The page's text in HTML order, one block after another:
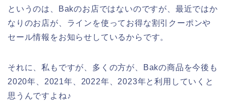
というのは、Bakのお店ではないのですが、最近ではか
なりのお店が、ラインを使ってお得な割引クーポンや
セール情報をお知らせしているからです。
それに、私もですが、多くの方が、Bakの商品を今後も
2020年、2021年、2022年、2023年と利用していくと
思うんですよね♪